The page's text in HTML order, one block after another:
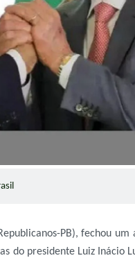
PB), fechou
do presidente Luiz Inácio